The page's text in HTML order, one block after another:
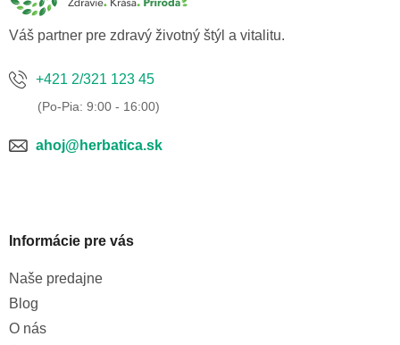
Váš partner pre zdravý životný štýl a vitalitu.
+421 2/321 123 45
ahoj@herbatica.sk
Informácie pre vás
Naše predajne
Blog
O nás